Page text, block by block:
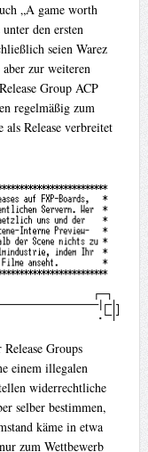
„A game worth
den ersten
seien Warez
zur weiteren
Group ACP
regelmäßig zum
Release verbreitet
Groups
einem illegalen
widerrechtliche
selber bestimmen,
käme in etwa
zum Wettbewerb